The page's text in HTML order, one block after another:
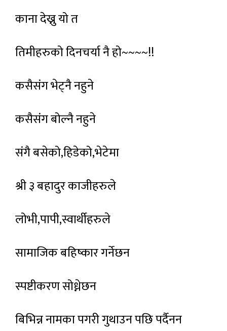
काना देख्नु यो त
तिमीहरुको दिनचर्या नै हो~~~~!!
कसैसंग भेट्नै नहुने
कसैसंग बोल्नै नहुने
संगै बसेको,हिडेको,भेटेमा
श्री ३ बहादुर काजीहरुले
लोभी,पापी,स्वार्थीहरुले
सामाजिक बहिष्कार गर्नेछन
स्पष्टीकरण सोध्नेछन
बिभिन्न नामका पगरी गुथाउन पछि पर्दैनन